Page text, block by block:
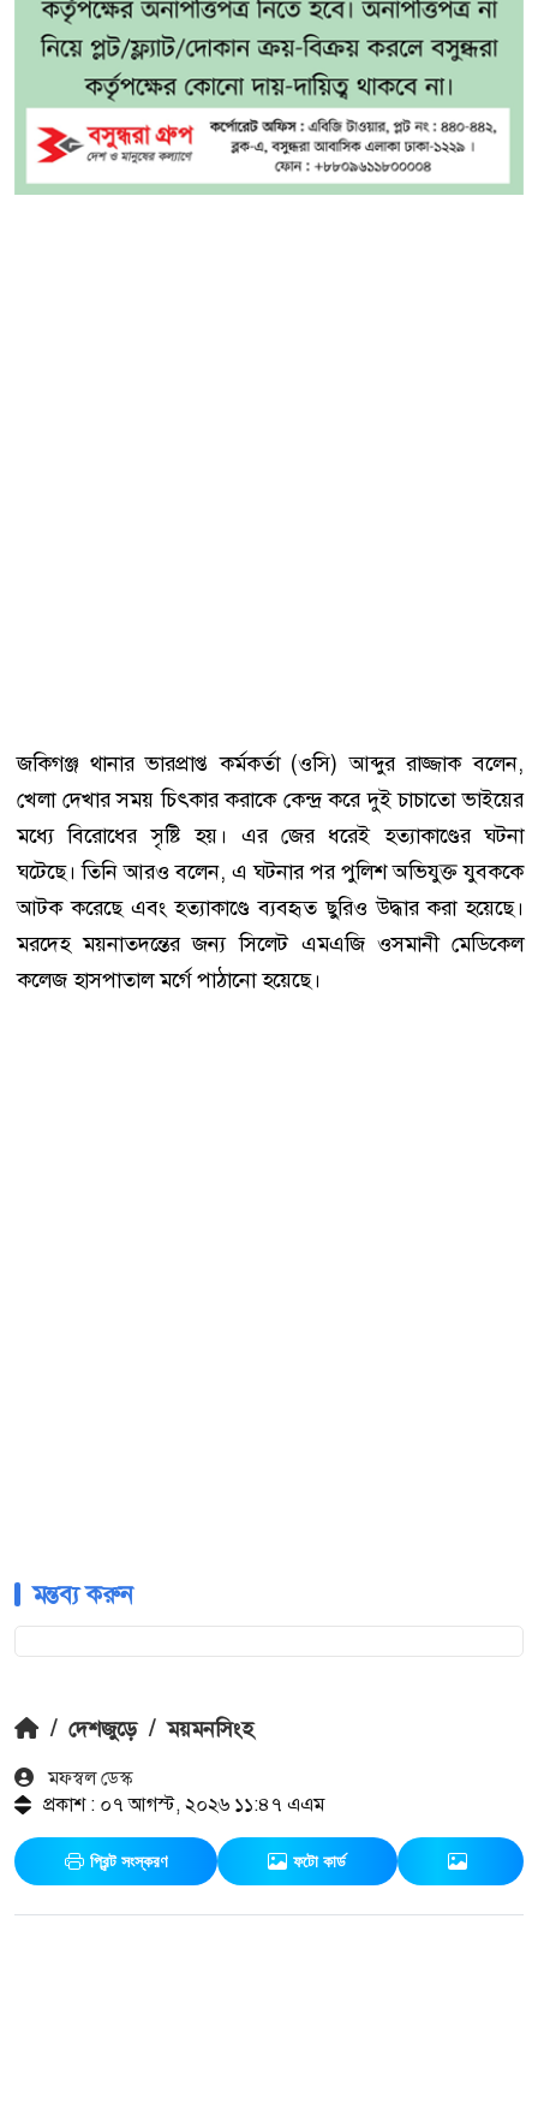
জকিগঞ্জ থানার ভারপ্রাপ্ত কর্মকর্তা (ওসি) আব্দুর রাজ্জাক বলেন,
খেলা দেখার সময় চিৎকার করাকে কেন্দ্র করে দুই চাচাতো ভাইয়ের
মধ্যে বিরোধের সৃষ্টি হয়। এর জের ধরেই হত্যাকাণ্ডের ঘটনা
ঘটেছে। তিনি আরও বলেন, এ ঘটনার পর পুলিশ অভিযুক্ত যুবককে
আটক করেছে এবং হত্যাকাণ্ডে ব্যবহৃত ছুরিও উদ্ধার করা হয়েছে।
মরদেহ ময়নাতদন্তের জন্য সিলেট এমএজি ওসমানী মেডিকেল
কলেজ হাসপাতাল মর্গে পাঠানো হয়েছে।
মন্তব্য করুন
/ দেশজুড়ে / ময়মনসিংহ
মফস্বল ডেস্ক
প্রকাশ : ০৭ আগস্ট, ২০২৬ ১১:৪৭ এএম
প্রিন্ট সংস্করণ ফটো কার্ড